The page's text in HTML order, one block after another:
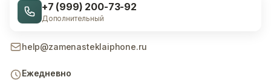
+7 (999) 200-73-92
Дополнительный
help@zamenasteklaiphone.ru
Ежедневно